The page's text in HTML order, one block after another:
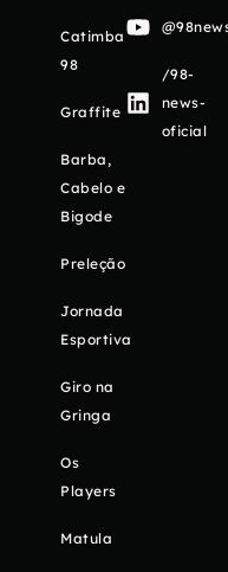
Catimba
98
Graffite
Barba,
Cabelo e
Bigode
Preleção
Jornada
Esportiva
Giro na
Gringa
Os
Players
Matula
/98-
news-
oficial